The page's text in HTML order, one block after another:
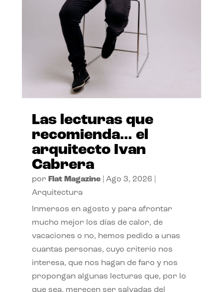
Las lecturas que
recomienda… el
arquitecto Ivan
Cabrera
por Flat Magazine| Ago 3, 2026
Arquitectura
Inmersos en agosto y para afrontar
mucho mejor los días de calor, de
vacaciones o no, hemos pedido a unas
cuantas personas, cuyo criterio nos
interesa, que nos hagan de faro y nos
propongan algunas lecturas que, por lo
que sea, merecen ser salvadas del